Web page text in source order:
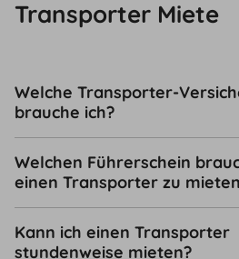
Transporter Miete
Welche Transporter-
brauche ich?
Welchen Führerschein
einen Transporter zu
Kann ich einen Transporter
stundenweise mieten?